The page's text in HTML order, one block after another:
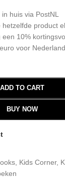
huis via PostNL
product
10%
voor Nederland
ADD TO CART
BUY NOW
Kids Corner,